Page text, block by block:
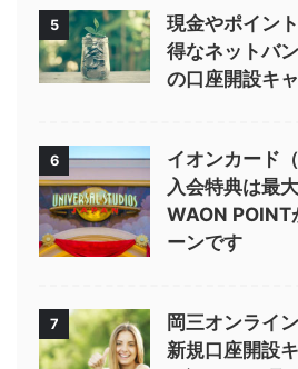
5
現金やポイン
得なネットバ
の口座開設キ
6
イオンカード
入会特典は最
WAON POINT
ーンです
7
岡三オンライ
新規口座開設